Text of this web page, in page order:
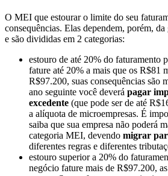
O MEI que estourar o limite do seu
consequências. Elas dependem, porém,
e são divididas em 2 categorias:
estouro de até 20% do faturamento
fature até 20% a mais que os R$81
R$97.200, suas consequências são
ano seguinte você deverá pagar
excedente (que pode ser de até
a alíquota de microempresas. É
saiba que sua empresa não poderá
categoria MEI, devendo migrar
diferentes regras e diferentes
estouro superior a 20% do
negócio fature mais de R$97.200,